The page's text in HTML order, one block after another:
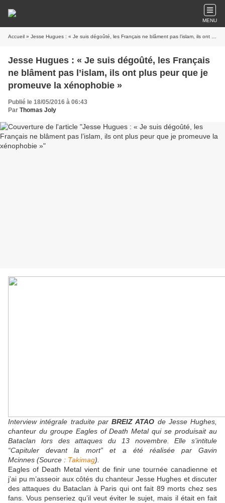
MENU
Accueil » Jesse Hugues : « Je suis dégoûté, les Français ne blâment pas l’islam, ils ont plus peur que je promeuve la xénophobie »
Jesse Hugues : « Je suis dégoûté, les Français
ne blâment pas l’islam, ils ont plus peur que je
promeuve la xénophobie »
Publié le 18/05/2016 à 06:43
Par Thomas Joly
Interview intégrale traduite par BREIZ ATAO de Jesse Hughes,
chanteur du groupe Eagles of Death Metal qui se produisait au
Bataclan lors des attaques du 13 novembre. Elle s’intitule
“Capituler devant la mort” et a été réalisée par Gavin
Mcinnes (Source : Takimag).
Eagles of Death Metal vient de finir une tournée canadienne et
j’ai pu m’asseoir aux côtés du chanteur Jesse Hughes et discuter
des attaques du Bataclan à Paris qui ont fait 89 morts chez ses
fans. Vous penseriez qu’il veut éviter le sujet, mais il était en fait